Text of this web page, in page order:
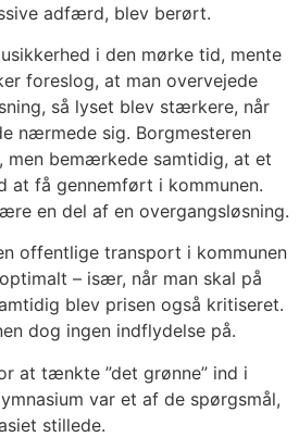
adfærd, blev berørt.
i den mørke tid, mente
foreslog, at man overvejede
så lyset blev stærkere, når
nærmede sig. Borgmesteren
men bemærkede samtidig, at et
at få gennemført i kommunen.
en del af en overgangsløsning.
offentlige transport i kommunen
– især, når man skal på
blev prisen også kritiseret.
dog ingen indflydelse på.
at tænkte ”det grønne” ind i
var et af de spørgsmål,
stillede.